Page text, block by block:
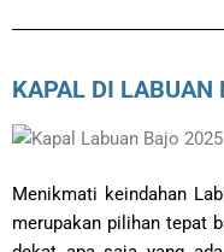
KAPAL DI LABUAN
Menikmati keindahan
merupakan pilihan tepat